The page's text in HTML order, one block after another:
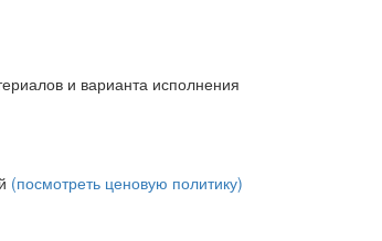
и варианта исполнения
(посмотреть ценовую политику)